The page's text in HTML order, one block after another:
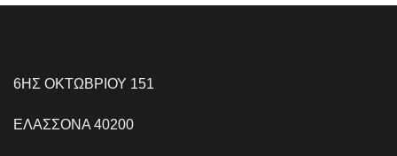
6ΗΣ ΟΚΤΩΒΡΙΟΥ 151
ΕΛΑΣΣΟΝΑ 40200